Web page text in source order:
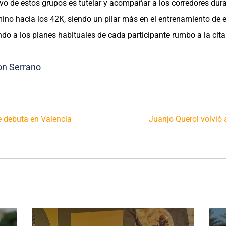
de estos grupos es tutelar y acompañar a los corredores
hacia los 42K, siendo un pilar más en el entrenamiento de
a los planes habituales de cada participante rumbo a la
debuta en Valencia Juanjo Querol volvió